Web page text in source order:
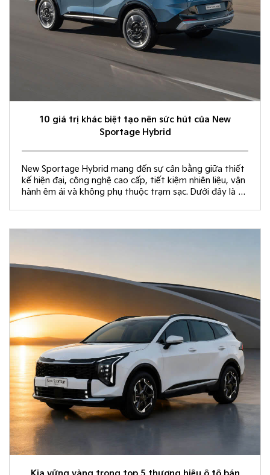
10 giá trị khác biệt tạo nên sức hút của New
Sportage Hybrid
New Sportage Hybrid mang đến sự cân bằng giữa thiết
kế hiện đại, công nghệ cao cấp, tiết kiệm nhiên liệu, vận
hành êm ái và không phụ thuộc trạm sạc. Dưới đây là 10